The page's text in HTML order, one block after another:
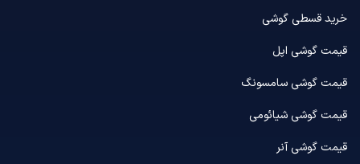
خرید قسطی گوشی
قیمت گوشی اپل
قیمت گوشی سامسونگ
قیمت گوشی شیائومی
قیمت گوشی آنر